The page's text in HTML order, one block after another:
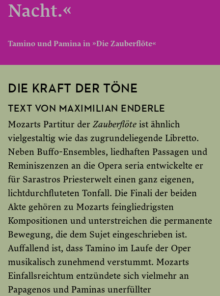
Nacht.«
Tamino und Pamina in »Die Zauberflöte«
DIE KRAFT DER TÖNE
TEXT VON MAXIMILIAN ENDERLE
Mozarts Partitur derZauberflöte ist ähnlich
vielgestaltig wie das zugrundeliegende Libretto.
Neben Buffo-Ensembles, liedhaften Passagen und
Reminiszenzen an die Opera seria entwickelte er
für Sarastros Priesterwelt einen ganz eigenen,
lichtdurchfluteten Tonfall. Die Finali der beiden
Akte gehören zu Mozarts feingliedrigsten
Kompositionen und unterstreichen die permanente
Bewegung, die dem Sujet eingeschrieben ist.
Auffallend ist, dass Tamino im Laufe der Oper
musikalisch zunehmend verstummt. Mozarts
Einfallsreichtum entzündete sich vielmehr an
Papagenos und Paminas unerfüllter